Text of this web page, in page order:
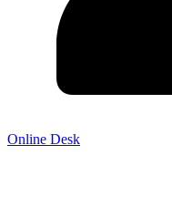
Online Desk